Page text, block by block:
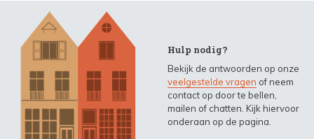
Hulp nodig?
Bekijk de antwoorden op onze
veelgestelde vragen of neem
contact op door te bellen,
mailen of chatten. Kijk hiervoor
onderaan op de pagina.